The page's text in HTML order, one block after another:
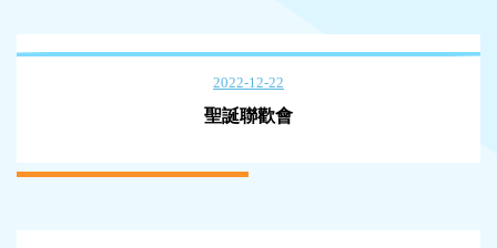
2022-12-22
聖誕聯歡會